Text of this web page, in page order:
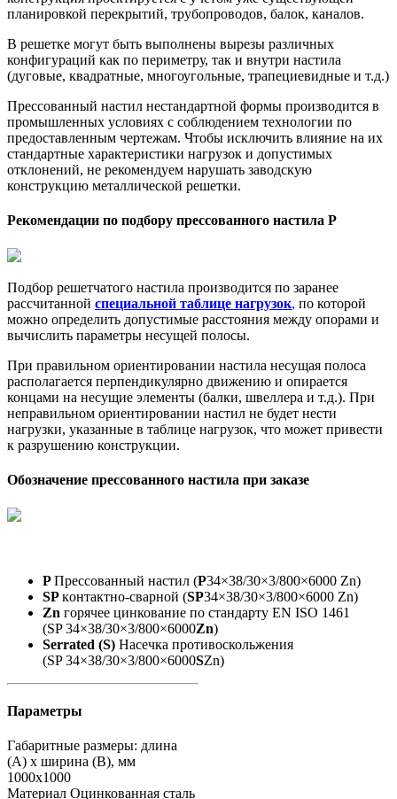
планировкой перекрытий, трубопроводов, балок, каналов.
В решетке могут быть выполнены вырезы различных
конфигураций как по периметру, так и внутри настила
(дуговые, квадратные, многоугольные, трапециевидные и т.д.)
Прессованный настил нестандартной формы производится в
промышленных условиях с соблюдением технологии по
предоставленным чертежам. Чтобы исключить влияние на их
стандартные характеристики нагрузок и допустимых
отклонений, не рекомендуем нарушать заводскую
конструкцию металлической решетки.
Рекомендации по подбору пресcованного настила Р
Подбор решетчатого настила производится по заранее
рассчитанной специальной таблице нагрузок, по которой
можно определить допустимые расстояния между опорами и
вычислить параметры несущей полосы.
При правильном ориентировании настила несущая полоса
располагается перпендикулярно движению и опирается
концами на несущие элементы (балки, швеллера и т.д.). При
неправильном ориентировании настил не будет нести
нагрузки, указанные в таблице нагрузок, что может привести
к разрушению конструкции.
Обозначение прессованного настила при заказе
PПрессованный настил (P34×38/30×3/800×6000 Zn)
SPкoнтактно-сварной (SP34×38/30×3/800×6000 Zn)
Zn горячее цинкование по стандарту EN ISO 1461
(SP 34×38/30×3/800×6000Zn)
Serrated (S) Насечка противоскольжения
(SP 34×38/30×3/800×6000SZn)
Параметры
Габаритные размеры: длина
(А) х ширина (В), мм
1000х1000
Материал Оцинкованная сталь